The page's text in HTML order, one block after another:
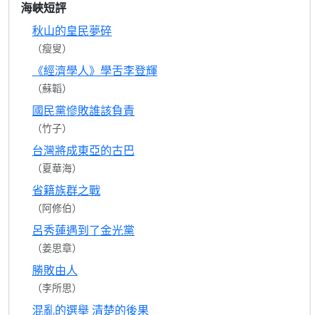
海峽短評
秋山的皇民夢碎
（瘦叟）
《經濟學人》學舌李登輝
（蘇韜）
國民黨慘敗誰該負責
（竹子）
台灣將成東亞的古巴
（夏華海）
省籍族群之戰
（阿修伯）
呂秀蓮遇到了金光黨
（姜思章）
勝敗由人
（李所思）
混亂的選舉 清楚的後果